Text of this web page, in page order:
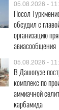
05.08.2026 -
Посол
обсудил с
организацию
авиасообщения
05.08.2026 -
В Дашогузе
комплекс по
аммиачной
карбамида